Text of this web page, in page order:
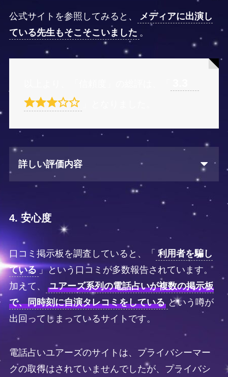
公式サイトを参照してみると、
メディアに出演し
ている先生もそこそこいました 。
詳しい評価内容
4. 安心度
口コミ掲示板を調査していると、「 利用者を騙し
ている 」という口コミが多数報告されています。
加えて、
ユアーズ系列の電話占いが複数の掲示板
で、同時刻に自演タレコミをしている という噂が
出回ってしまっているサイトです。
電話占いユアーズのサイトは、プライバシーマー
クの取得はされていませんでしたが、プライバシ